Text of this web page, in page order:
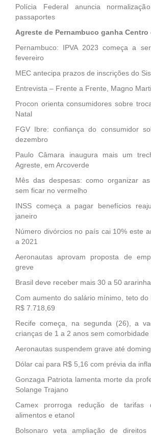
Polícia Federal anuncia
passaportes
Agreste de Pernambuco ganha
Pernambuco: IPVA 2023 começa a
fevereiro
MEC antecipa prazos de inscrições do
Entrevista – Frente a Frente, Magno
Procon orienta consumidores sobre
Natal
FGV Ibre: confiança do consumidor
dezembro
Paulo Câmara inaugura mais um
Agreste, em Arcoverde
Mês das despesas: como organizar
sem ficar no vermelho
INSS começa a pagar benefícios
janeiro
Número divórcios no país cai 10% este
a 2021
Aeronautas aprovam proposta de
greve
Brasil deve receber mais 30 a 50
Com aumento do salário mínimo, teto do
R$ 7.718,69
Recife começa, na segunda (26), a
crianças de 1 a 2 anos sem comorbidade
Aeronautas suspendem grave até
Dólar cai para R$ 5,16 com prévia da
Gonzaga Patriota lamenta morte da
Solange Trajano
Camex prorroga redução de tarifas
alimentos e etanol
Bolsonaro veta ampliação de